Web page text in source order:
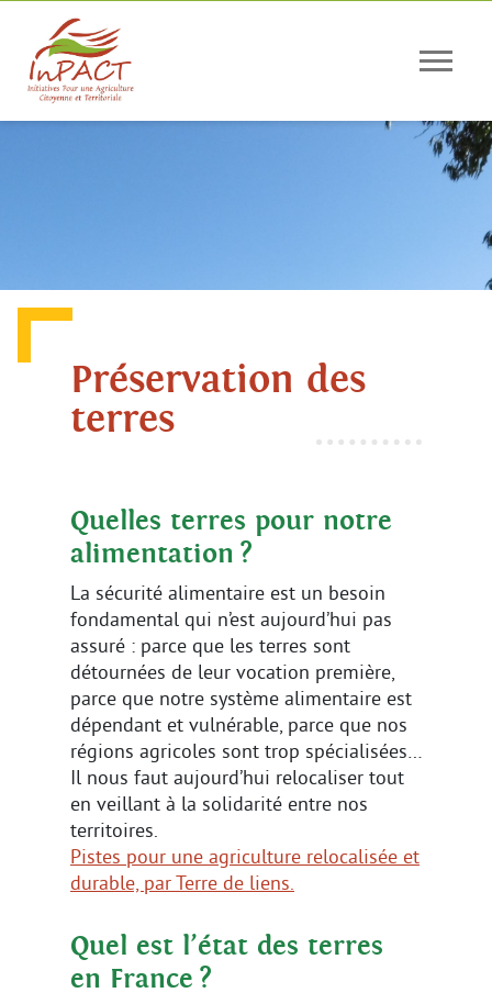
Préservation des
terres
Quelles terres pour notre
alimentation ?
La sécurité alimentaire est un besoin
fondamental qui n’est aujourd’hui pas
assuré : parce que les terres sont
détournées de leur vocation première,
parce que notre système alimentaire est
dépendant et vulnérable, parce que nos
régions agricoles sont trop spécialisées…
Il nous faut aujourd’hui relocaliser tout
en veillant à la solidarité entre nos
territoires.
Pistes pour une agriculture relocalisée et
durable, par Terre de liens.
Quel est l’état des terres
en France ?
Panneau de gestion des cookies